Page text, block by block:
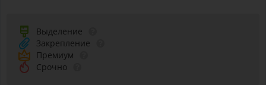
Выделение
Закрепление
Премиум
Срочно